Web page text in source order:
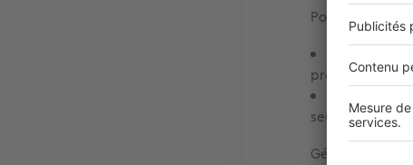
Pour vivre en
propriétaire
seul contrat de